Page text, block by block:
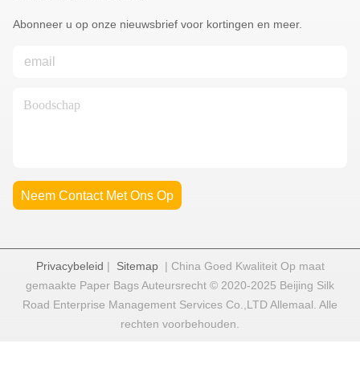
Abonneer u op onze nieuwsbrief voor kortingen en meer.
Neem Contact Met Ons Op
Privacybeleid | Sitemap| China Goed Kwaliteit Op maat
gemaakte Paper Bags Auteursrecht © 2020-2025 Beijing Silk
Road Enterprise Management Services Co.,LTD Allemaal. Alle
rechten voorbehouden.